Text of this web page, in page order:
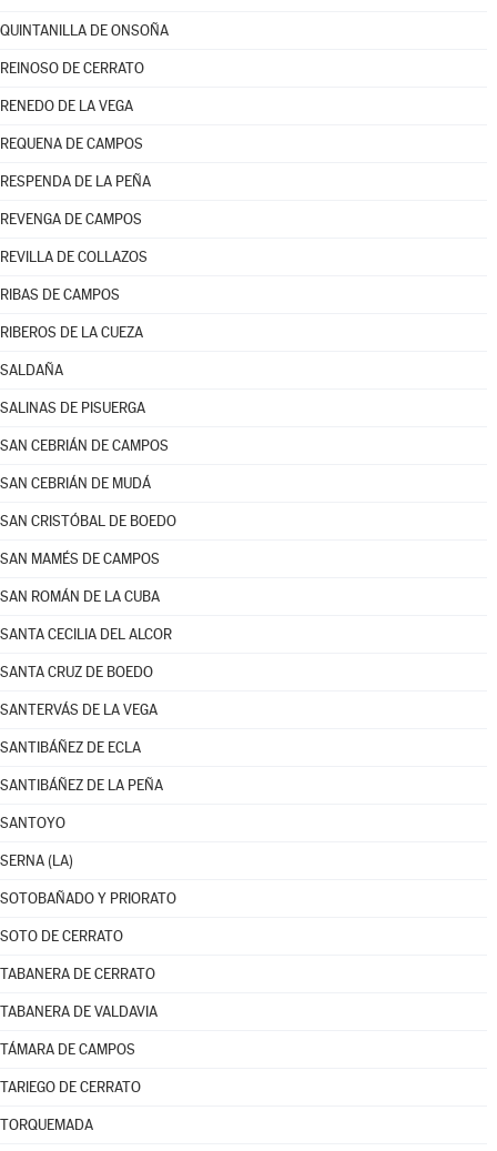
QUINTANILLA DE ONSOÑA
REINOSO DE CERRATO
RENEDO DE LA VEGA
REQUENA DE CAMPOS
RESPENDA DE LA PEÑA
REVENGA DE CAMPOS
REVILLA DE COLLAZOS
RIBAS DE CAMPOS
RIBEROS DE LA CUEZA
SALDAÑA
SALINAS DE PISUERGA
SAN CEBRIÁN DE CAMPOS
SAN CEBRIÁN DE MUDÁ
SAN CRISTÓBAL DE BOEDO
SAN MAMÉS DE CAMPOS
SAN ROMÁN DE LA CUBA
SANTA CECILIA DEL ALCOR
SANTA CRUZ DE BOEDO
SANTERVÁS DE LA VEGA
SANTIBÁÑEZ DE ECLA
SANTIBÁÑEZ DE LA PEÑA
SANTOYO
SERNA (LA)
SOTOBAÑADO Y PRIORATO
SOTO DE CERRATO
TABANERA DE CERRATO
TABANERA DE VALDAVIA
TÁMARA DE CAMPOS
TARIEGO DE CERRATO
TORQUEMADA